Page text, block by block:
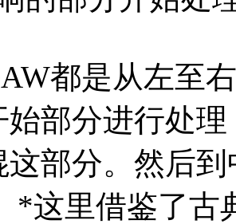
都是从左至
始部分进行处
这部分。然后
*这里借鉴了古